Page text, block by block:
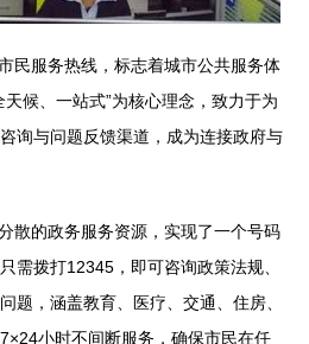
民服务热线，标志着城市公共服务体
候、一站式”为核心理念，致力于为
询与问题反馈渠道，成为连接政府与
散的政务服务资源，实现了一个号码
需拨打12345，即可咨询政策法规、
题，涵盖教育、医疗、交通、住房、
小时不间断服务，确保市民在任